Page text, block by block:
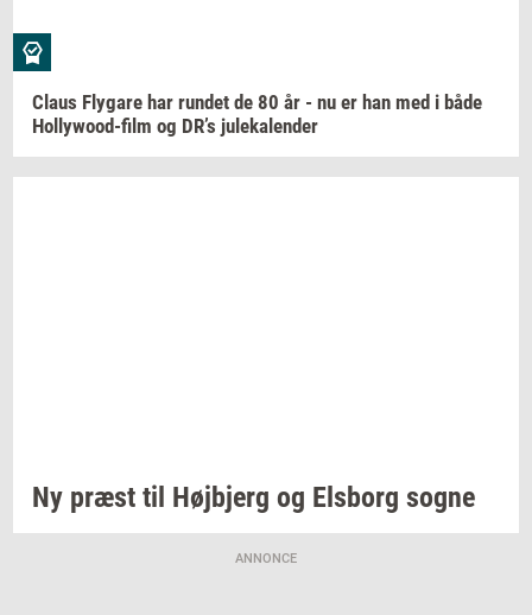
Claus Fly­ga­re har run­det de 80 år - nu er han med i både
Hollywood-​film og DR’s ju­le­ka­len­der
Ny præst til Højb­jerg og Els­borg sogne
ANNONCE